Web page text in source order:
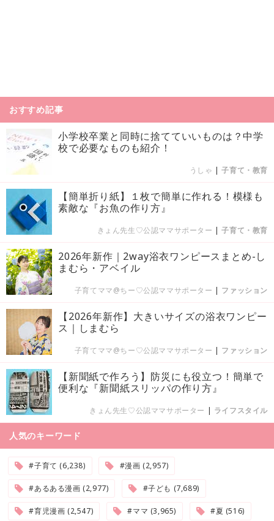
おすすめ記事
小学校卒業と同時に捨てていいものは？中学
校で必要なものも紹介！
うしゃ |子育て・教育
【簡単折り紙】１枚で簡単に作れる！模様も
素敵な『お魚の作り方』
きょん先生♡公認ママサポーター |子育て・教育
2026年新作｜2way浴衣ワンピースまとめ-し
まむら・アベイル
子育てママ@ちー♡公認ママサポーター | ファッション
【2026年新作】大きいサイズの浴衣ワンピー
ス｜しまむら
子育てママ@ちー♡公認ママサポーター | ファッション
【新聞紙で作ろう】防災にも役立つ！簡単で
便利な『新聞紙スリッパの作り方』
きょん先生♡公認ママサポーター | ライフスタイル
人気のキーワード
#子育て (6,238) #漫画 (2,957)
#あるある漫画 (2,977) #子ども (7,689)
#育児漫画 (2,547) #ママ (3,965) #夏 (516)